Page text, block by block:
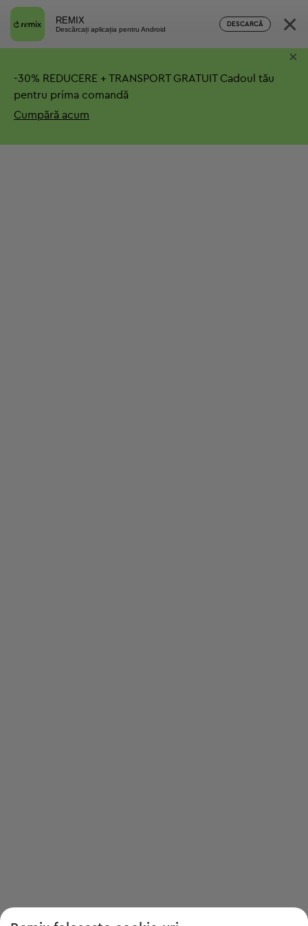
REMIX
Descărcați aplicația pentru Android
DESCARCĂ ×
-30% REDUCERE + TRANSPORT GRATUITCadoul tău
pentru prima comandă
Cumpără acum
×